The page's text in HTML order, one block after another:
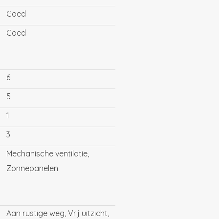
50 meter verderop;
vrij uitzicht;
Goed
Goed
6
5
1
3
Mechanische ventilatie,
Zonnepanelen
Aan rustige weg, Vrij uitzicht,